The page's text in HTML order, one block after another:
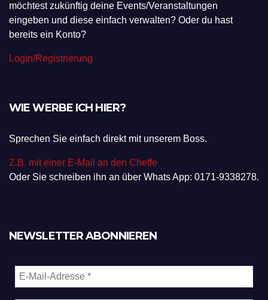
möchtest zukünftig deine Events/Veranstaltungen
eingeben und diese einfach verwalten? Oder du hast
bereits ein Konto?
Login/Registrierung
WIE WERBE ICH HIER?
Sprechen Sie einfach direkt mit unserem Boss.
Z.B. mit einer E-Mail an den Cheffe
Oder Sie schreiben ihn an über Whats App: 0171-9338278.
NEWSLETTER ABONNIEREN